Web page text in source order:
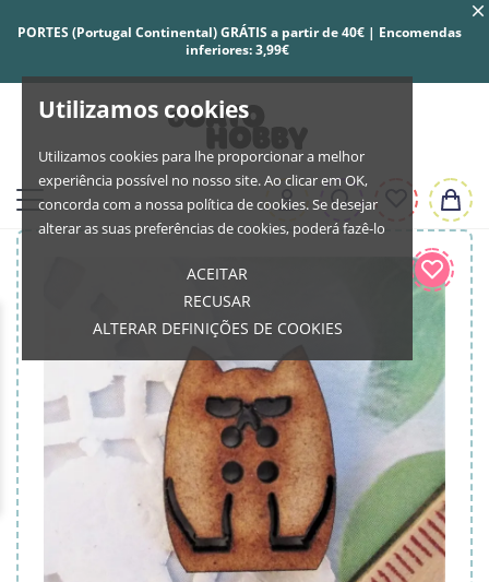
Utilizamos cookies
Utilizamos cookies para lhe proporcionar a melhor
experiência possível no nosso site. Ao clicar em OK,
concorda com a nossa política de cookies. Se desejar
alterar as suas preferências de cookies, poderá fazê-lo
ACEITAR
RECUSAR
ALTERAR DEFINIÇÕES DE COOKIES
PORTES (Portugal Continental) GRÁTIS a partir de 40€ | Encomendas
inferiores: 3,99€